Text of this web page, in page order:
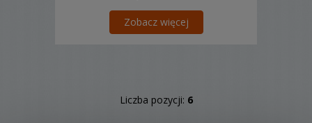
Zobacz więcej
Liczba pozycji: 6